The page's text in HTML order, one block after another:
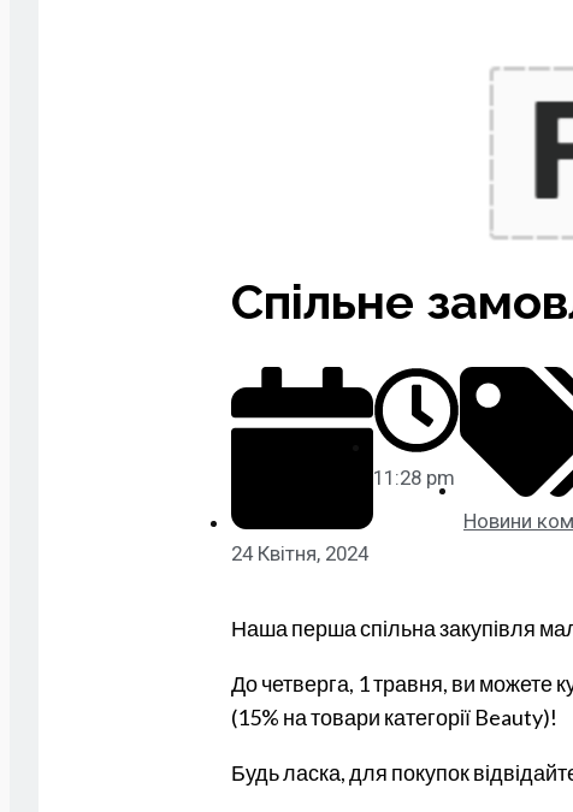
Спільне
24 Квітня, 2024
11:28 pm
Новини
Наша перша спільна закупівля
До четверга, 1 травня, ви можете
(15% на товари категорії Beauty)!
Будь ласка, для покупок